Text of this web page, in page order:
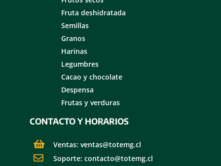
Fruta deshidratada
Semillas
Granos
Harinas
Legumbres
Cacao y chocolate
Despensa
Frutas y verduras
CONTACTO Y HORARIOS
Ventas: ventas@totemg.cl
Soporte: contacto@totemg.cl